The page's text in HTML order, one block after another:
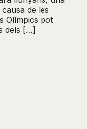
de les
Olímpics pot
dels […]